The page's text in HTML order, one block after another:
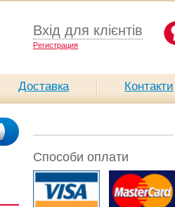
Вхід для клієнтів
Pегистрация
Доставка Контакти
Способи оплати